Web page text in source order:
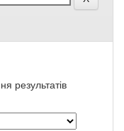
результатів